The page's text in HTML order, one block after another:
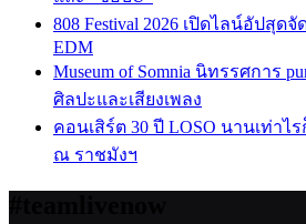
808 Festival 2026 เปิดไลน์อัปสุด
EDM
Museum of Somnia นิทรรศการ
ศิลปะและเสียงเพลง
คอนเสิร์ต 30 ปี LOSO นานเท่า
ณ ราชมังฯ